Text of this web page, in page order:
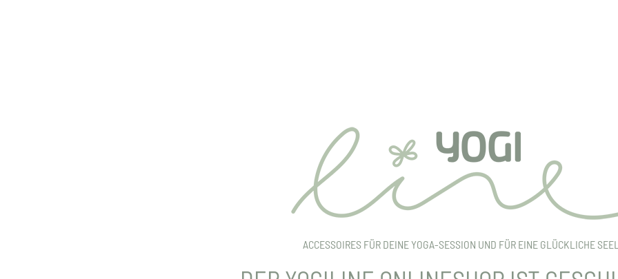
ACCESSOIRES FÜR DEINE YOGA-SESSION UND FÜR EINE GLÜCKLICHE